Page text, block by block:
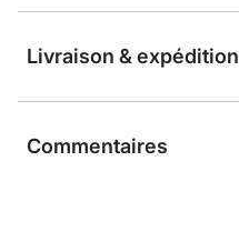
Livraison & expédition
Commentaires